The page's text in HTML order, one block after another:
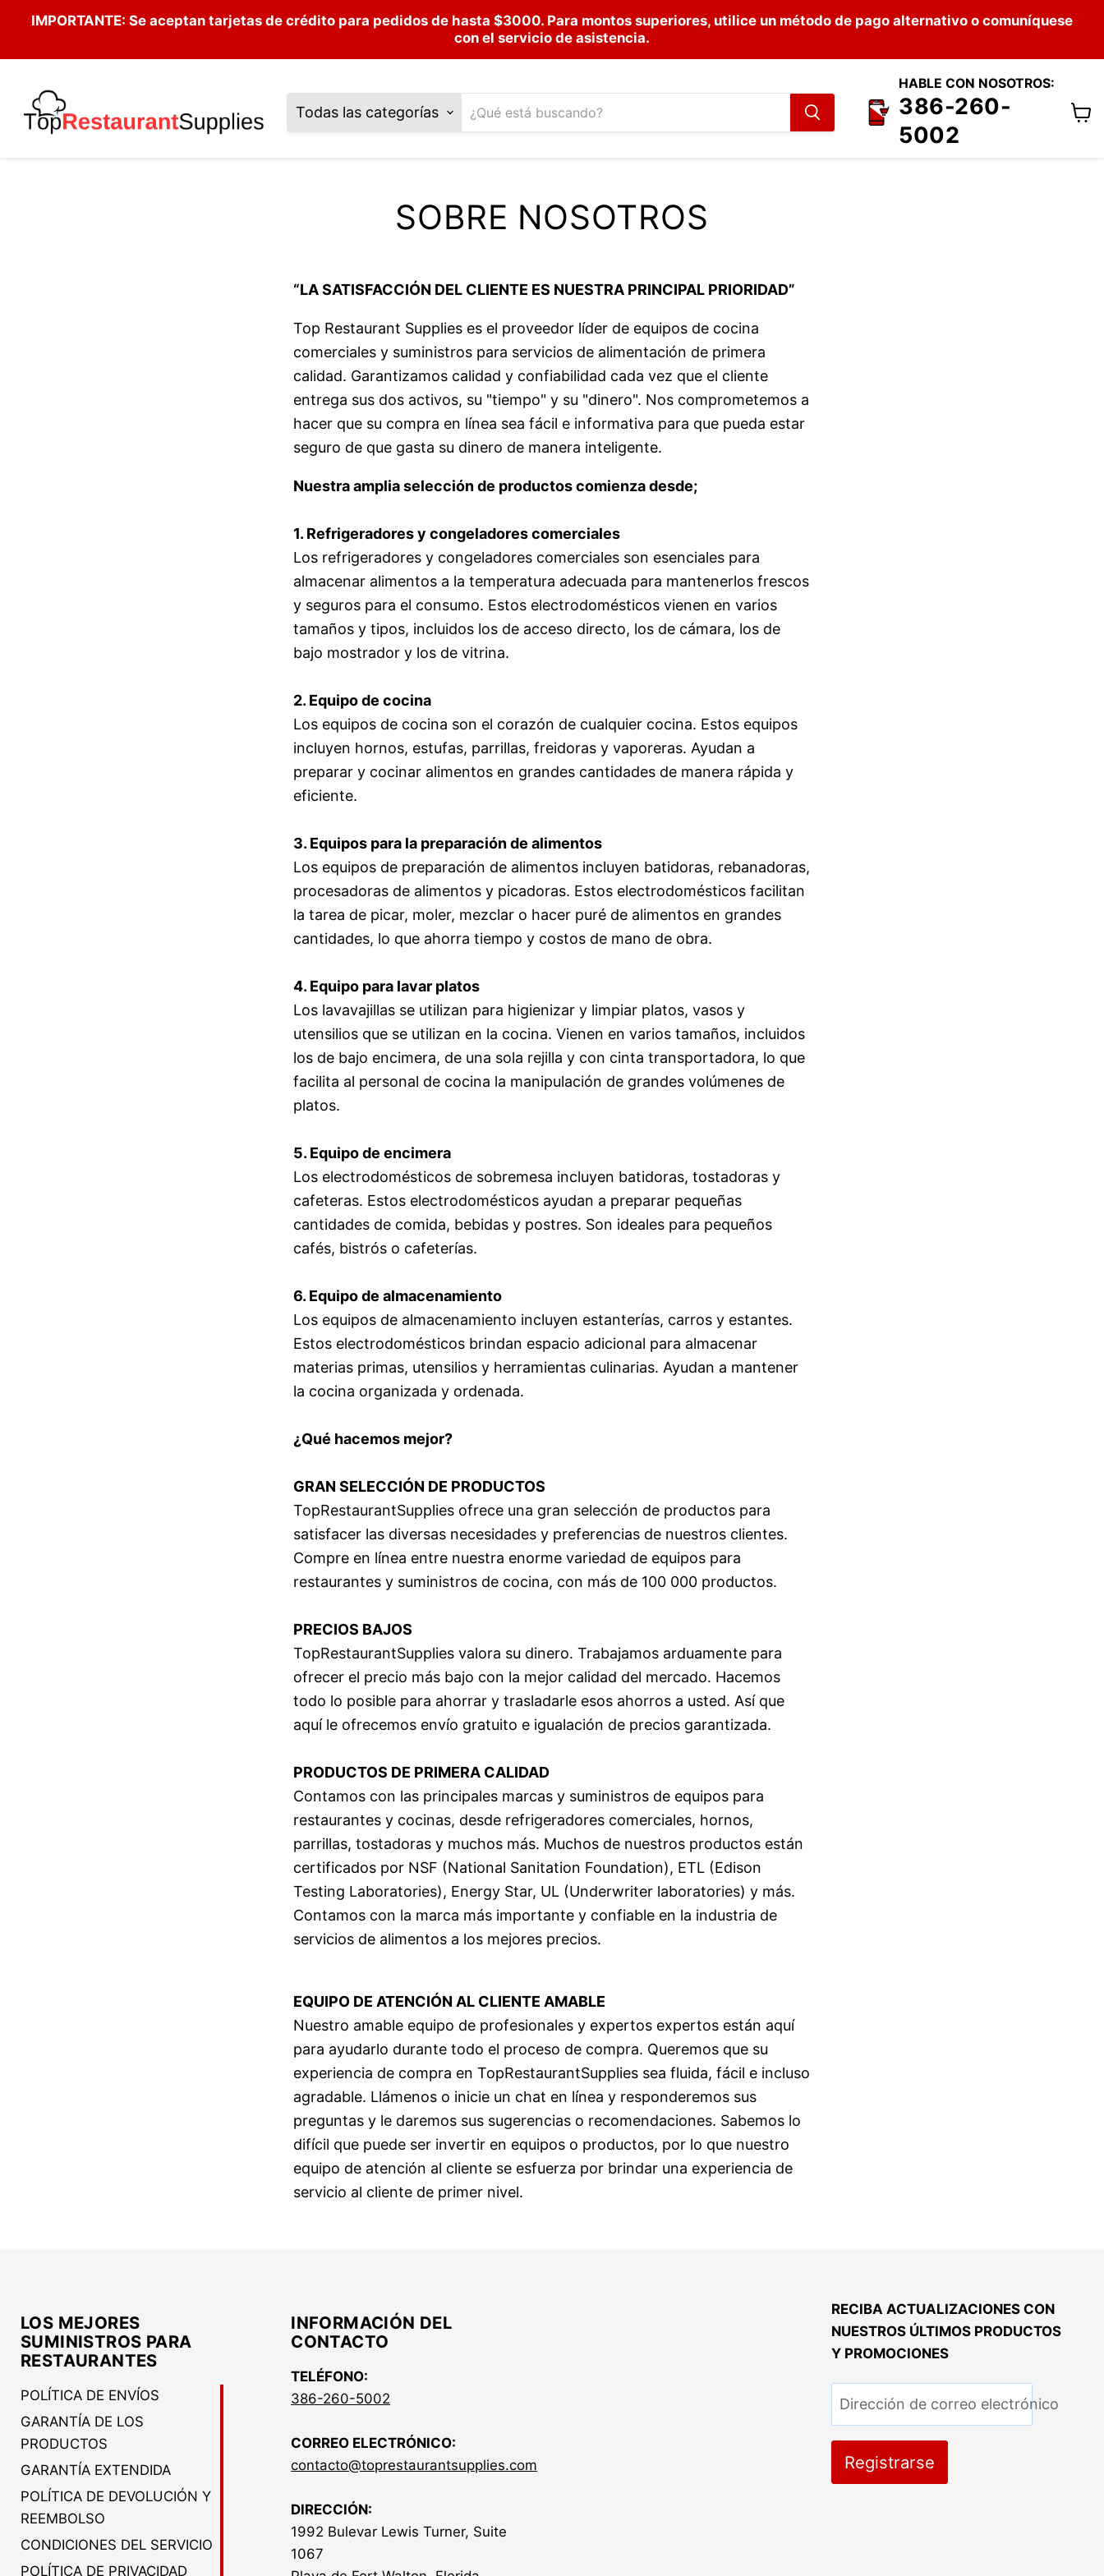
IMPORTANTE: Se aceptan tarjetas de crédito para pedidos de hasta $3000. Para montos superiores, utilice un método de pago alternativo o comuníquese
con el servicio de asistencia.
Todas las categorías
HABLE CON NOSOTROS:
386-260-
5002
SOBRE NOSOTROS
“LA SATISFACCIÓN DEL CLIENTE ES NUESTRA PRINCIPAL PRIORIDAD”
Top Restaurant Supplies es el proveedor líder de equipos de cocina
comerciales y suministros para servicios de alimentación de primera
calidad. Garantizamos calidad y confiabilidad cada vez que el cliente
entrega sus dos activos, su "tiempo" y su "dinero". Nos comprometemos a
hacer que su compra en línea sea fácil e informativa para que pueda estar
seguro de que gasta su dinero de manera inteligente.
Nuestra amplia selección de productos comienza desde;
1. Refrigeradores y congeladores comerciales
Los refrigeradores y congeladores comerciales son esenciales para
almacenar alimentos a la temperatura adecuada para mantenerlos frescos
y seguros para el consumo. Estos electrodomésticos vienen en varios
tamaños y tipos, incluidos los de acceso directo, los de cámara, los de
bajo mostrador y los de vitrina.
2. Equipo de cocina
Los equipos de cocina son el corazón de cualquier cocina. Estos equipos
incluyen hornos, estufas, parrillas, freidoras y vaporeras. Ayudan a
preparar y cocinar alimentos en grandes cantidades de manera rápida y
eficiente.
3. Equipos para la preparación de alimentos
Los equipos de preparación de alimentos incluyen batidoras, rebanadoras,
procesadoras de alimentos y picadoras. Estos electrodomésticos facilitan
la tarea de picar, moler, mezclar o hacer puré de alimentos en grandes
cantidades, lo que ahorra tiempo y costos de mano de obra.
4. Equipo para lavar platos
Los lavavajillas se utilizan para higienizar y limpiar platos, vasos y
utensilios que se utilizan en la cocina. Vienen en varios tamaños, incluidos
los de bajo encimera, de una sola rejilla y con cinta transportadora, lo que
facilita al personal de cocina la manipulación de grandes volúmenes de
platos.
5. Equipo de encimera
Los electrodomésticos de sobremesa incluyen batidoras, tostadoras y
cafeteras. Estos electrodomésticos ayudan a preparar pequeñas
cantidades de comida, bebidas y postres. Son ideales para pequeños
cafés, bistrós o cafeterías.
6. Equipo de almacenamiento
Los equipos de almacenamiento incluyen estanterías, carros y estantes.
Estos electrodomésticos brindan espacio adicional para almacenar
materias primas, utensilios y herramientas culinarias. Ayudan a mantener
la cocina organizada y ordenada.
¿Qué hacemos mejor?
GRAN SELECCIÓN DE PRODUCTOS
TopRestaurantSupplies ofrece una gran selección de productos para
satisfacer las diversas necesidades y preferencias de nuestros clientes.
Compre en línea entre nuestra enorme variedad de equipos para
restaurantes y suministros de cocina, con más de 100 000 productos.
PRECIOS BAJOS
TopRestaurantSupplies valora su dinero. Trabajamos arduamente para
ofrecer el precio más bajo con la mejor calidad del mercado. Hacemos
todo lo posible para ahorrar y trasladarle esos ahorros a usted. Así que
aquí le ofrecemos envío gratuito e igualación de precios garantizada.
PRODUCTOS DE PRIMERA CALIDAD
Contamos con las principales marcas y suministros de equipos para
restaurantes y cocinas, desde refrigeradores comerciales, hornos,
parrillas, tostadoras y muchos más. Muchos de nuestros productos están
certificados por NSF (National Sanitation Foundation), ETL (Edison
Testing Laboratories), Energy Star, UL (Underwriter laboratories) y más.
Contamos con la marca más importante y confiable en la industria de
servicios de alimentos a los mejores precios.
EQUIPO DE ATENCIÓN AL CLIENTE AMABLE
Nuestro amable equipo de profesionales y expertos expertos están aquí
para ayudarlo durante todo el proceso de compra. Queremos que su
experiencia de compra en TopRestaurantSupplies sea fluida, fácil e incluso
agradable. Llámenos o inicie un chat en línea y responderemos sus
preguntas y le daremos sus sugerencias o recomendaciones. Sabemos lo
difícil que puede ser invertir en equipos o productos, por lo que nuestro
equipo de atención al cliente se esfuerza por brindar una experiencia de
servicio al cliente de primer nivel.
LOS MEJORES
SUMINISTROS PARA
RESTAURANTES
POLÍTICA DE ENVÍOS
GARANTÍA DE LOS
PRODUCTOS
GARANTÍA EXTENDIDA
POLÍTICA DE DEVOLUCIÓN Y
REEMBOLSO
CONDICIONES DEL SERVICIO
POLÍTICA DE PRIVACIDAD
INFORMACIÓN DEL
CONTACTO
TELÉFONO:
386-260-5002
CORREO ELECTRÓNICO:
contacto@toprestaurantsupplies.com
DIRECCIÓN:
1992 Bulevar Lewis Turner, Suite
1067
RECIBA ACTUALIZACIONES CON
NUESTROS ÚLTIMOS PRODUCTOS
Y PROMOCIONES
Dirección de correo electrónico
Registrarse